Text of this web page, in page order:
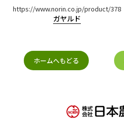
https://www.norin.co.jp/product/378
ガヤルド
ホームへもどる